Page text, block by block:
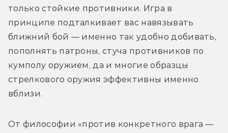
только стойкие противники. Игра в
принципе подталкивает вас навязывать
ближний бой — именно так удобно добивать,
пополнять патроны, стуча противников по
кумполу оружием, да и многие образцы
стрелкового оружия эффективны именно
вблизи.
От философии «против конкретного врага —